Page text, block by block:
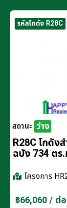
รหัสโกดัง R28C
สถานะ ว่าง
R28C โกดัง
ฉบัง 734 ตร
โครงการ
฿66,060 / ต่